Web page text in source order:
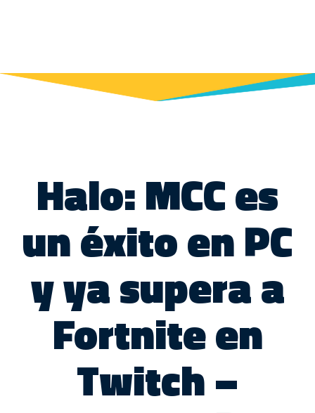
Halo: MCC es
un éxito en PC
y ya supera a
Fortnite en
Twitch –